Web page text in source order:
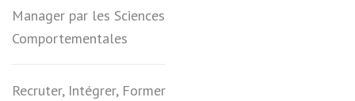
Manager par les Sciences
Comportementales
Recruter, Intégrer, Former